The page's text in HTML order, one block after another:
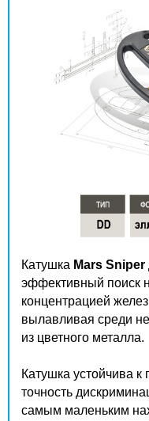
Катушка Mars Sniper
эффективный поиск
концентрацией
вылавливая среди
из цветного металла.
Катушка устойчива
точность
самым маленьким